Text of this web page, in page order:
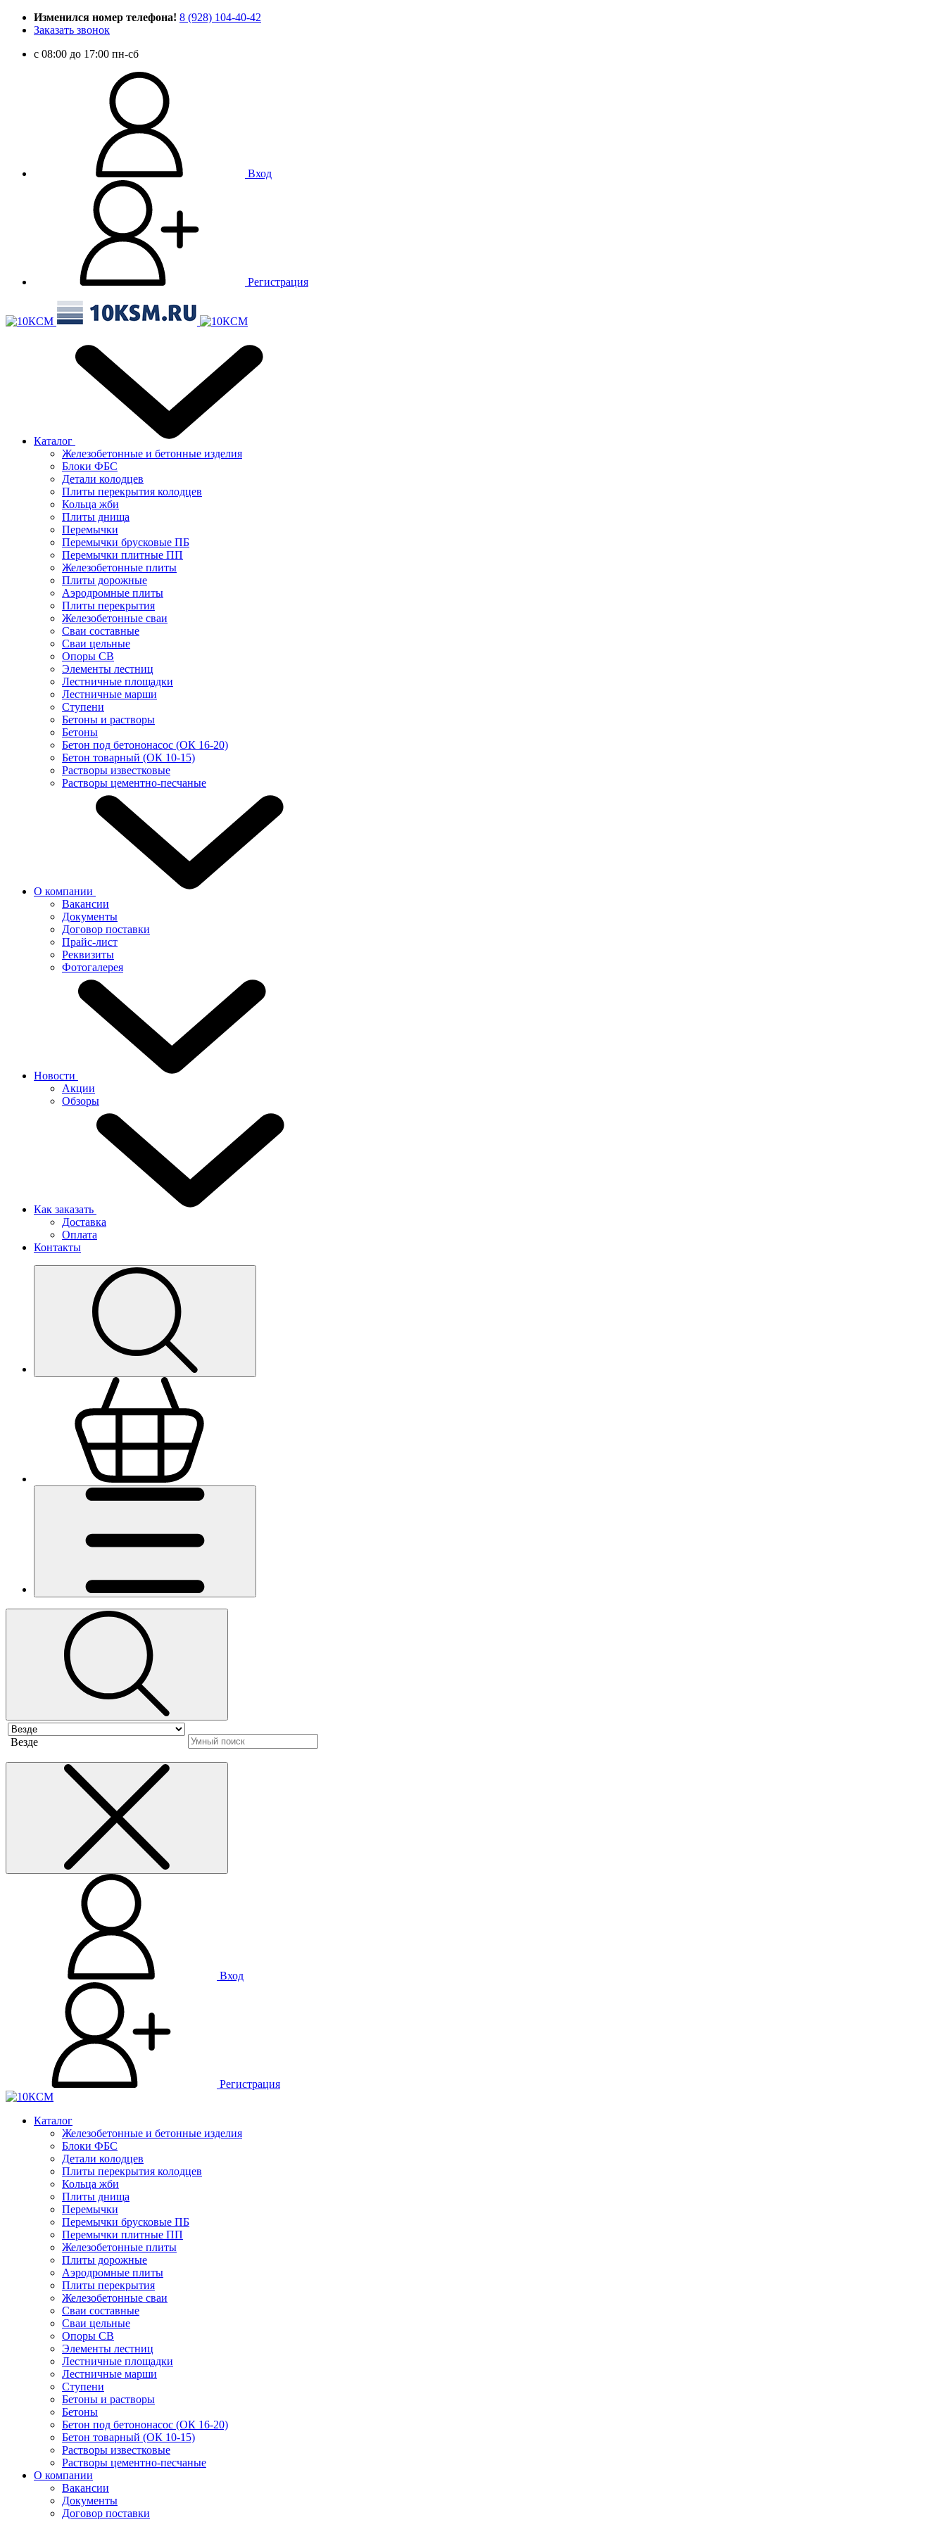
Изменился номер телефона! 8 (928) 104-40-42
Заказать звонок
c 08:00 до 17:00 пн-сб
Вход
Регистрация
Каталог
Железобетонные и бетонные изделия
Блоки ФБС
Детали колодцев
Плиты перекрытия колодцев
Кольца жби
Плиты днища
Перемычки
Перемычки брусковые ПБ
Перемычки плитные ПП
Железобетонные плиты
Плиты дорожные
Аэродромные плиты
Плиты перекрытия
Железобетонные сваи
Сваи составные
Сваи цельные
Опоры СВ
Элементы лестниц
Лестничные площадки
Лестничные марши
Ступени
Бетоны и растворы
Бетоны
Бетон под бетононасос (ОК 16-20)
Бетон товарный (ОК 10-15)
Растворы известковые
Растворы цементно-песчаные
О компании
Вакансии
Документы
Договор поставки
Прайс-лист
Реквизиты
Фотогалерея
Новости
Акции
Обзоры
Как заказать
Доставка
Оплата
Контакты
Везде
Вход
Регистрация
Каталог
Железобетонные и бетонные изделия
Блоки ФБС
Детали колодцев
Плиты перекрытия колодцев
Кольца жби
Плиты днища
Перемычки
Перемычки брусковые ПБ
Перемычки плитные ПП
Железобетонные плиты
Плиты дорожные
Аэродромные плиты
Плиты перекрытия
Железобетонные сваи
Сваи составные
Сваи цельные
Опоры СВ
Элементы лестниц
Лестничные площадки
Лестничные марши
Ступени
Бетоны и растворы
Бетоны
Бетон под бетононасос (ОК 16-20)
Бетон товарный (ОК 10-15)
Растворы известковые
Растворы цементно-песчаные
О компании
Вакансии
Документы
Договор поставки